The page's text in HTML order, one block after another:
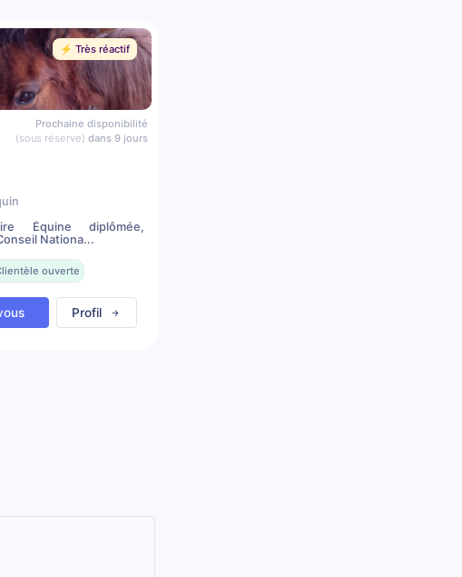
⚡️ Très réactif
Prochaine disponibilité
(sous réserve) dans 9 jours
Équine diplômée,
Nationa...
ouverte
Profil